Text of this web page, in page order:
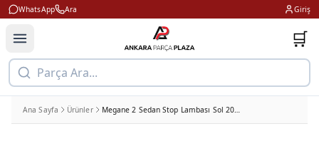
WhatsApp Ara Giriş
🛒
Parça Ara...
Ana Sayfa Ürünler Megane 2 Sedan Stop Lambası Sol 2004 - 2006 Dega